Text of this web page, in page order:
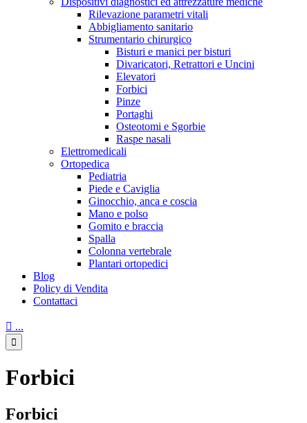
Rilevazione parametri vitali
Abbigliamento sanitario
Strumentario chirurgico
Bisturi e manici per bisturi
Divaricatori, Retrattori e Uncini
Elevatori
Forbici
Pinze
Portaghi
Osteotomi e Sgorbie
Raspe nasali
Elettromedicali
Ortopedica
Pediatria
Piede e Caviglia
Ginocchio, anca e coscia
Mano e polso
Gomito e braccia
Spalla
Colonna vertebrale
Plantari ortopedici
Blog
Policy di Vendita
Contattaci
 ...

Forbici
Forbici